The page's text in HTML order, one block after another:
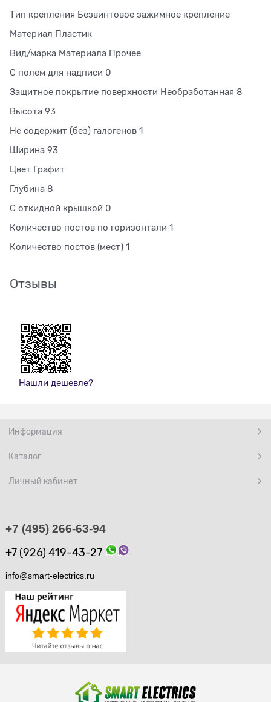
Тип крепления Безвинтовое зажимное крепление
Материал Пластик
Вид/марка Материала Прочее
С полем для надписи 0
Защитное покрытие поверхности Необработанная 8
Высота 93
Не содержит (без) галогенов 1
Ширина 93
Цвет Графит
Глубина 8
С откидной крышкой 0
Количество постов по горизонтали 1
Количество постов (мест) 1
Отзывы
Нашли дешевле?
Информация
Каталог
Личный кабинет
+7 (495) 266-63-94
+7 (926) 419-43-27
info@smart-electrics.ru